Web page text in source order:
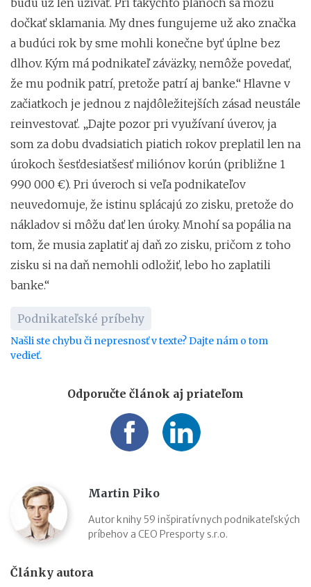
dočkať sklamania. My dnes fungujeme už ako značka
a budúci rok by sme mohli konečne byť úplne bez
dlhov. Kým má podnikateľ záväzky, nemôže povedať,
že mu podnik patrí, pretože patrí aj banke.“ Hlavne v
začiatkoch je jednou z najdôležitejších zásad neustále
reinvestovať. „Dajte pozor pri využívaní úverov, ja
som za dobu dvadsiatich piatich rokov preplatil len na
úrokoch šesťdesiatšesť miliónov korún (približne 1
990 000 €). Pri úveroch si veľa podnikateľov
neuvedomuje, že istinu splácajú zo zisku, pretože do
nákladov si môžu dať len úroky. Mnohí sa popália na
tom, že musia zaplatiť aj daň zo zisku, pričom z toho
zisku si na daň nemohli odložiť, lebo ho zaplatili
banke.“
Podnikateľské príbehy
Našli ste chybu či nepresnosť v texte? Dajte nám o tom
vedieť.
Odporučte článok aj priateľom
Martin Piko
Autor knihy 59 inšpiratívnych podnikateľských
príbehov a CEO Presporty s.r.o.
Články autora